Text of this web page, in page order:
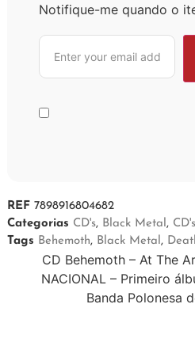
Notifique-me quando o
REF7898916804682
Categorias CD's, Black Metal ,
Tags Behemoth, Black Metal ,
CD Behemoth – At The
NACIONAL – Primeiro
Banda Polonesa